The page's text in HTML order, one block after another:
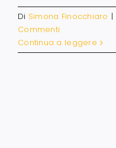
Di Simona Finocchiaro |
Commenti
Continua a leggere